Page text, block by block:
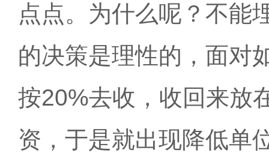
点点。为什么呢？不能
的决策是理性的，面对
按20%去收，收回来放
资，于是就出现降低单